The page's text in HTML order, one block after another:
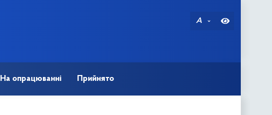
A
На опрацюванні Прийнято